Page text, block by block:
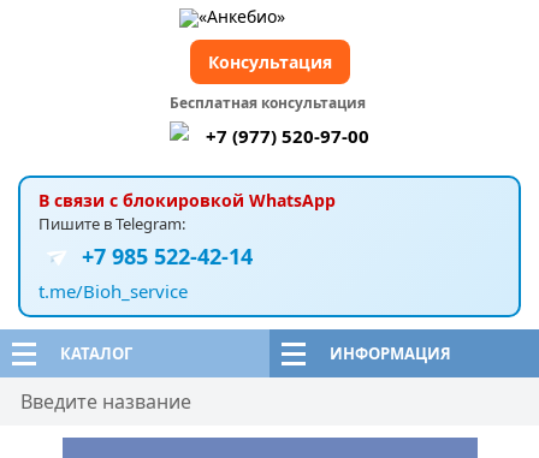
КАТАЛОГ ИНФОРМАЦИЯ
В связи с блокировкой WhatsApp
Пишите в Telegram:
+7 985 522-42-14
t.me/Bioh_service
Бесплатная консультация
+7 (977) 520-97-00
Консультация